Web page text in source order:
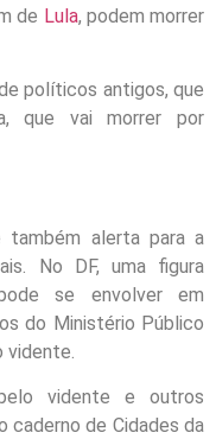
de Lula, podem morrer
políticos antigos, que
que vai morrer por
alerta para a
No DF, uma figura
se envolver em
do Ministério Público
vidente e outros
caderno de Cidades da